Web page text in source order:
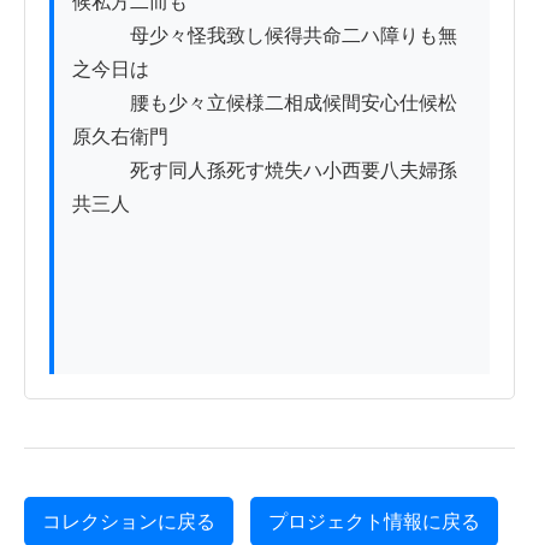
母少々怪我致し候得共命二ハ障りも無
之今日は
腰も少々立候様二相成候間安心仕候松
原久右衛門
死す同人孫死す焼失ハ小西要八夫婦孫
共三人
コレクションに戻る プロジェクト情報に戻る